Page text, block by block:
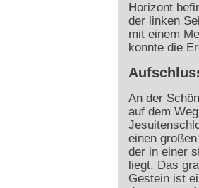
Horizont
der linken
mit einem
konnte die
An der
auf dem
einen
der in einer
liegt. Das
Gestein ist